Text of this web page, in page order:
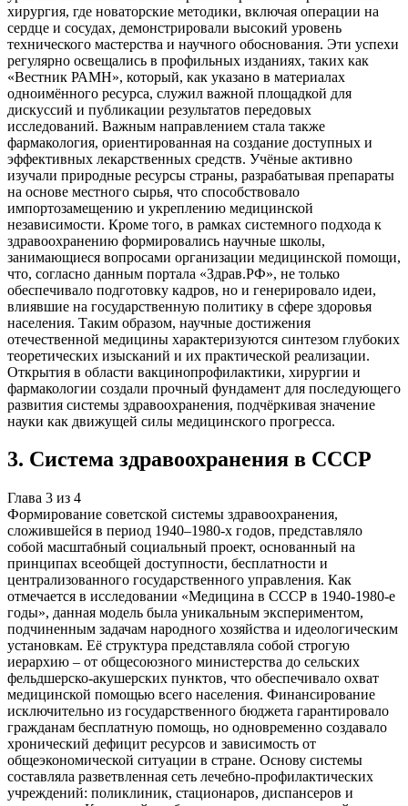
хирургия, где новаторские методики, включая операции на
сердце и сосудах, демонстрировали высокий уровень
технического мастерства и научного обоснования. Эти успехи
регулярно освещались в профильных изданиях, таких как
«Вестник РАМН», который, как указано в материалах
одноимённого ресурса, служил важной площадкой для
дискуссий и публикации результатов передовых
исследований. Важным направлением стала также
фармакология, ориентированная на создание доступных и
эффективных лекарственных средств. Учёные активно
изучали природные ресурсы страны, разрабатывая препараты
на основе местного сырья, что способствовало
импортозамещению и укреплению медицинской
независимости. Кроме того, в рамках системного подхода к
здравоохранению формировались научные школы,
занимающиеся вопросами организации медицинской помощи,
что, согласно данным портала «Здрав.РФ», не только
обеспечивало подготовку кадров, но и генерировало идеи,
влиявшие на государственную политику в сфере здоровья
населения. Таким образом, научные достижения
отечественной медицины характеризуются синтезом глубоких
теоретических изысканий и их практической реализации.
Открытия в области вакцинопрофилактики, хирургии и
фармакологии создали прочный фундамент для последующего
развития системы здравоохранения, подчёркивая значение
науки как движущей силы медицинского прогресса.
3. Система здравоохранения в СССР
Глава 3 из 4
Формирование советской системы здравоохранения,
сложившейся в период 1940–1980-х годов, представляло
собой масштабный социальный проект, основанный на
принципах всеобщей доступности, бесплатности и
централизованного государственного управления. Как
отмечается в исследовании «Медицина в СССР в 1940-1980-е
годы», данная модель была уникальным экспериментом,
подчиненным задачам народного хозяйства и идеологическим
установкам. Её структура представляла собой строгую
иерархию – от общесоюзного министерства до сельских
фельдшерско-акушерских пунктов, что обеспечивало охват
медицинской помощью всего населения. Финансирование
исключительно из государственного бюджета гарантировало
гражданам бесплатную помощь, но одновременно создавало
хронический дефицит ресурсов и зависимость от
общеэкономической ситуации в стране. Основу системы
составляла разветвленная сеть лечебно-профилактических
учреждений: поликлиник, стационаров, диспансеров и